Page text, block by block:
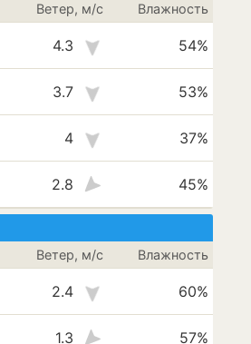
Ветер, м/с Влажность
4.3 54%
3.7 53%
4 37%
2.8 45%
Ветер, м/с Влажность
2.4 60%
1.3 57%